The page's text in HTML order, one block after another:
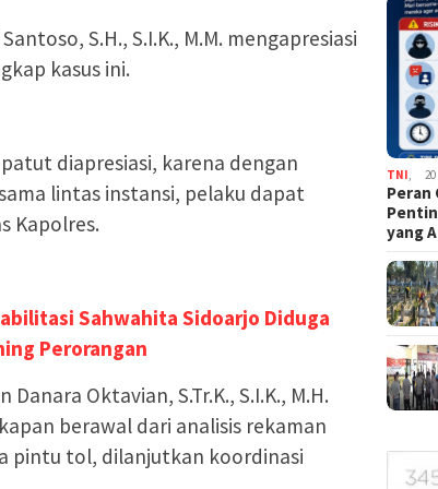
S.H., S.I.K., M.M. mengapresiasi
kasus ini.
diapresiasi, karena dengan
lintas instansi, pelaku dapat
Kapolres.
Sahwahita Sidoarjo Diduga
Perorangan
Oktavian, S.Tr.K., S.I.K., M.H.
berawal dari analisis rekaman
pintu tol, dilanjutkan koordinasi
TNI
Peran
yang